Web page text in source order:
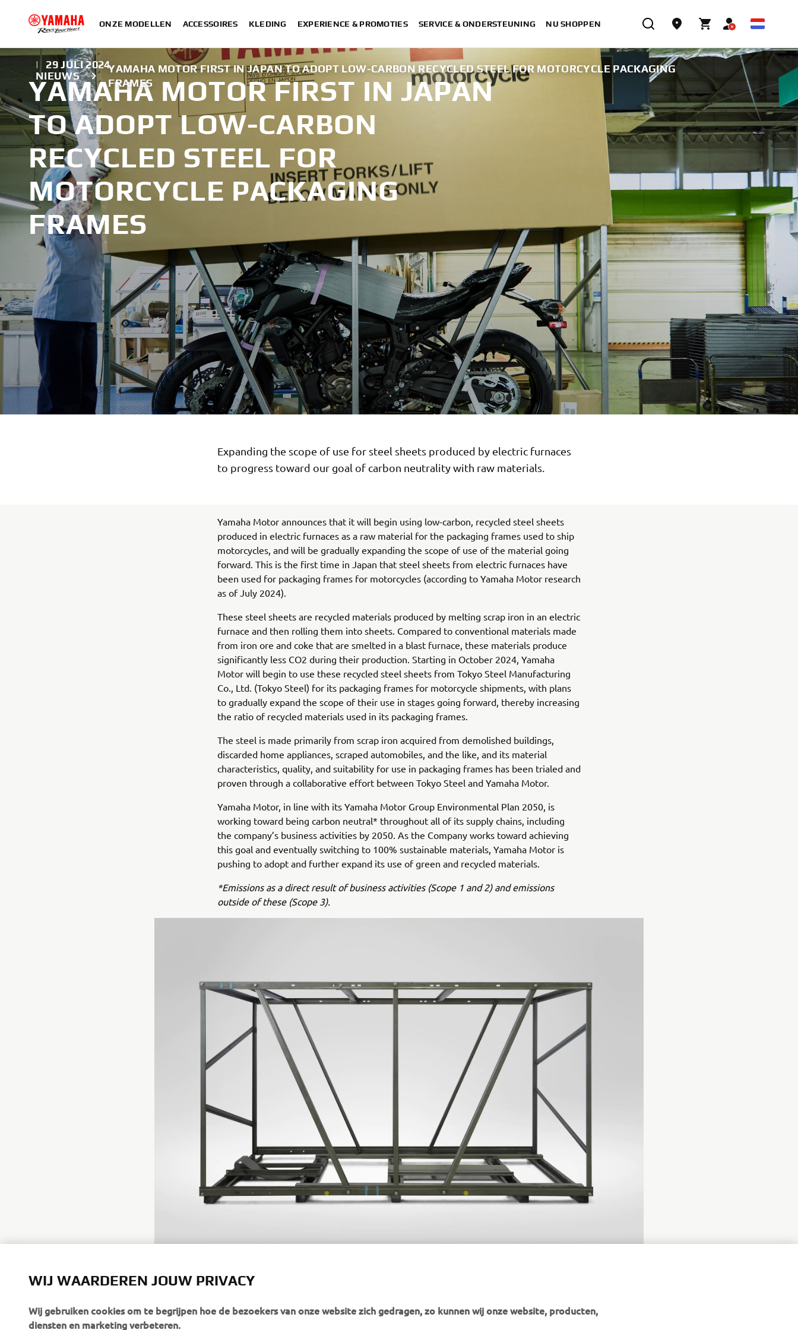
ONZE MODELLEN ACCESSOIRES KLEDING EXPERIENCE & PROMOTIES SERVICE & ONDERSTEUNING NU SHOPPEN
NIEUWS
YAMAHA MOTOR FIRST IN JAPAN TO ADOPT LOW-CARBON RECYCLED STEEL FOR MOTORCYCLE PACKAGING
FRAMES
| 29 JULI 2024
YAMAHA MOTOR FIRST IN JAPAN
TO ADOPT LOW-CARBON
RECYCLED STEEL FOR
MOTORCYCLE PACKAGING
FRAMES
Expanding the scope of use for steel sheets produced by electric furnaces
to progress toward our goal of carbon neutrality with raw materials.
Yamaha Motor announces that it will begin using low-carbon, recycled steel sheets
produced in electric furnaces as a raw material for the packaging frames used to ship
motorcycles, and will be gradually expanding the scope of use of the material going
forward. This is the first time in Japan that steel sheets from electric furnaces have
been used for packaging frames for motorcycles (according to Yamaha Motor research
as of July 2024).
These steel sheets are recycled materials produced by melting scrap iron in an electric
furnace and then rolling them into sheets. Compared to conventional materials made
from iron ore and coke that are smelted in a blast furnace, these materials produce
significantly less CO2 during their production. Starting in October 2024, Yamaha
Motor will begin to use these recycled steel sheets from Tokyo Steel Manufacturing
Co., Ltd. (Tokyo Steel) for its packaging frames for motorcycle shipments, with plans
to gradually expand the scope of their use in stages going forward, thereby increasing
the ratio of recycled materials used in its packaging frames.
The steel is made primarily from scrap iron acquired from demolished buildings,
discarded home appliances, scraped automobiles, and the like, and its material
characteristics, quality, and suitability for use in packaging frames has been trialed and
proven through a collaborative effort between Tokyo Steel and Yamaha Motor.
Yamaha Motor, in line with its Yamaha Motor Group Environmental Plan 2050, is
working toward being carbon neutral* throughout all of its supply chains, including
the company’s business activities by 2050. As the Company works toward achieving
this goal and eventually switching to 100% sustainable materials, Yamaha Motor is
pushing to adopt and further expand its use of green and recycled materials.
*Emissions as a direct result of business activities (Scope 1 and 2) and emissions
outside of these (Scope 3).
WIJ WAARDEREN JOUW PRIVACY
Wij gebruiken cookies om te begrijpen hoe de bezoekers van onze website zich gedragen, zo kunnen wij onze website, producten,
diensten en marketing verbeteren.